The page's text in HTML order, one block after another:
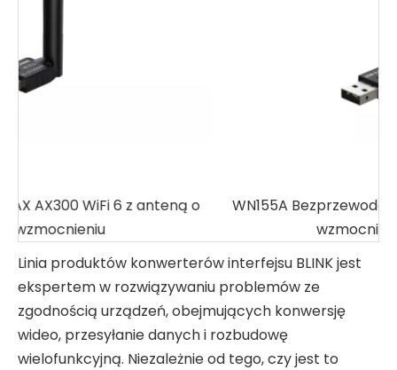
o
WN155A Bezprzewodowy adapter USB o dużym
Linia produktów konwerterów interfejsu BLINK jest
ekspertem w rozwiązywaniu problemów ze
zgodnością urządzeń, obejmujących konwersję
wideo, przesyłanie danych i rozbudowę
wielofunkcyjną. Niezależnie od tego, czy jest to